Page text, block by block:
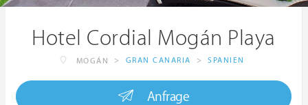
Hotel Cordial Mogán Playa
MOGÁN > GRAN CANARIA > SPANIEN
Anfrage